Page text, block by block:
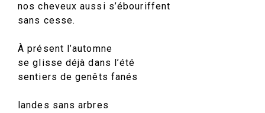
nos cheveux aussi s’ébouriffent
sans cesse.
À présent l’automne
se glisse déjà dans l’été
sentiers de genêts fanés
landes sans arbres